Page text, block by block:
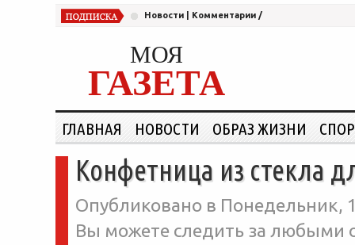
Новости Комментарии /
МОЯ
ГАЗЕТА
ГЛАВНАЯ НОВОСТИ ОБРАЗ ЖИЗНИ
Конфетница из стекла
Опубликовано в Понедельник,
Вы можете следить за любыми